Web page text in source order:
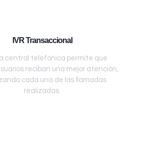
IVR Transaccional
central telefónica permite que
reciban una mejor atención,
cada una de las llamadas
realizadas.